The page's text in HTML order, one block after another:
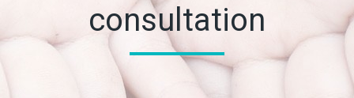
consultation